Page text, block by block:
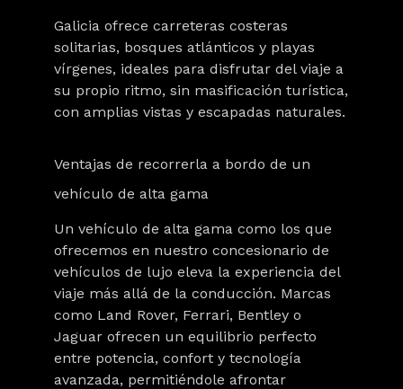
Galicia ofrece carreteras costeras
solitarias, bosques atlánticos y playas
vírgenes, ideales para disfrutar del viaje a
su propio ritmo, sin masificación turística,
con amplias vistas y escapadas naturales.
Ventajas de recorrerla a bordo de un
vehículo de alta gama
Un vehículo de alta gama como los que
ofrecemos en nuestro concesionario de
vehículos de lujo eleva la experiencia del
viaje más allá de la conducción. Marcas
como Land Rover, Ferrari, Bentley o
Jaguar ofrecen un equilibrio perfecto
entre potencia, confort y tecnología
avanzada, permitiéndole afrontar